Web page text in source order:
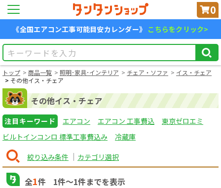
0
《全国エアコン工事可能目安カレンダー》 こちらをクリック>
トップ 商品一覧 照明･家具･インテリア チェア・ソファ
イス・チェア
その他イス・チェア
その他イス・チェア
注目キーワード エアコン エアコン 工事費込
東京ゼロエミ
ビルトインコンロ 標準工事費込み
冷蔵庫
絞り込み条件 カテゴリ選択
全1件 1件〜1件までを表示